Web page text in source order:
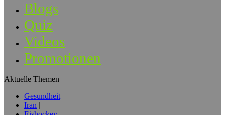
Blogs
Quiz
Videos
Promotionen
Aktuelle Themen
Gesundheit
Iran